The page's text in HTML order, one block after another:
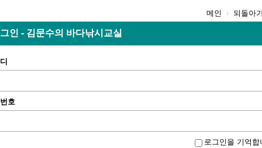
메인 되돌아
인 - 김문수의 바다낚시교실
호
로그인을 기억합